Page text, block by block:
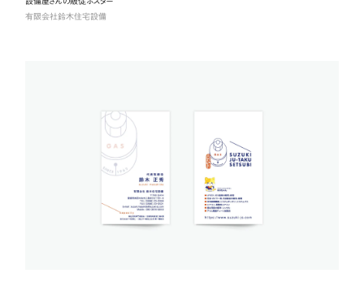
有限会社鈴木住宅設備